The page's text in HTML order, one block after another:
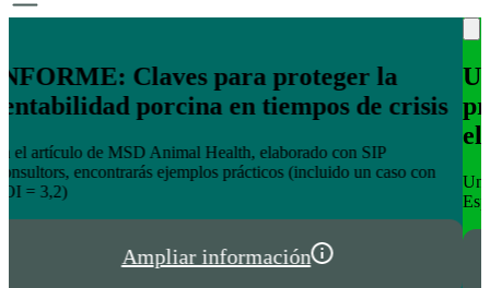
Un año transformando las compras
profesionales en salud y bienestar animal:
Un año creciendo junto a los profesionales del sector animal en
España y Portugal
Ampliar información